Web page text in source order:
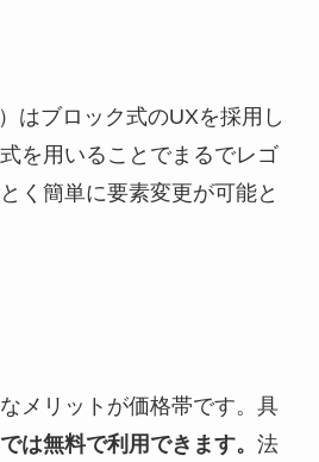
はブロック式のUXを採用し
を用いることでまるでレゴ
く簡単に要素変更が可能と
メリットが価格帯です。具
は無料で利用できます。 法